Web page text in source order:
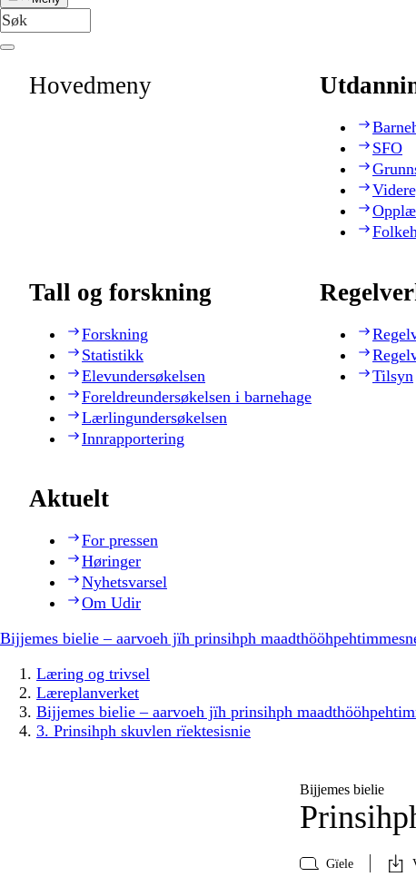
Hovedmeny
SFO
Tall og forskning
Forskning
Statistikk
Elevundersøkelsen
Foreldreundersøkelsen i barnehage
Lærlingundersøkelsen
Innrapportering
Tilsyn
Aktuelt
For pressen
Høringer
Nyhetsvarsel
Om Udir
Bijjemes bielie – aarvoeh jïh prinsihph
Læring og trivsel
Læreplanverket
Bijjemes bielie – aarvoeh jïh prinsihph
3. Prinsihph skuvlen rïektesisnie
Bijjemes bielie
Gïele